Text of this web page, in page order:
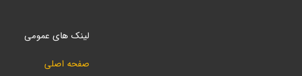
لینک های عمومی
صفحه اصلی